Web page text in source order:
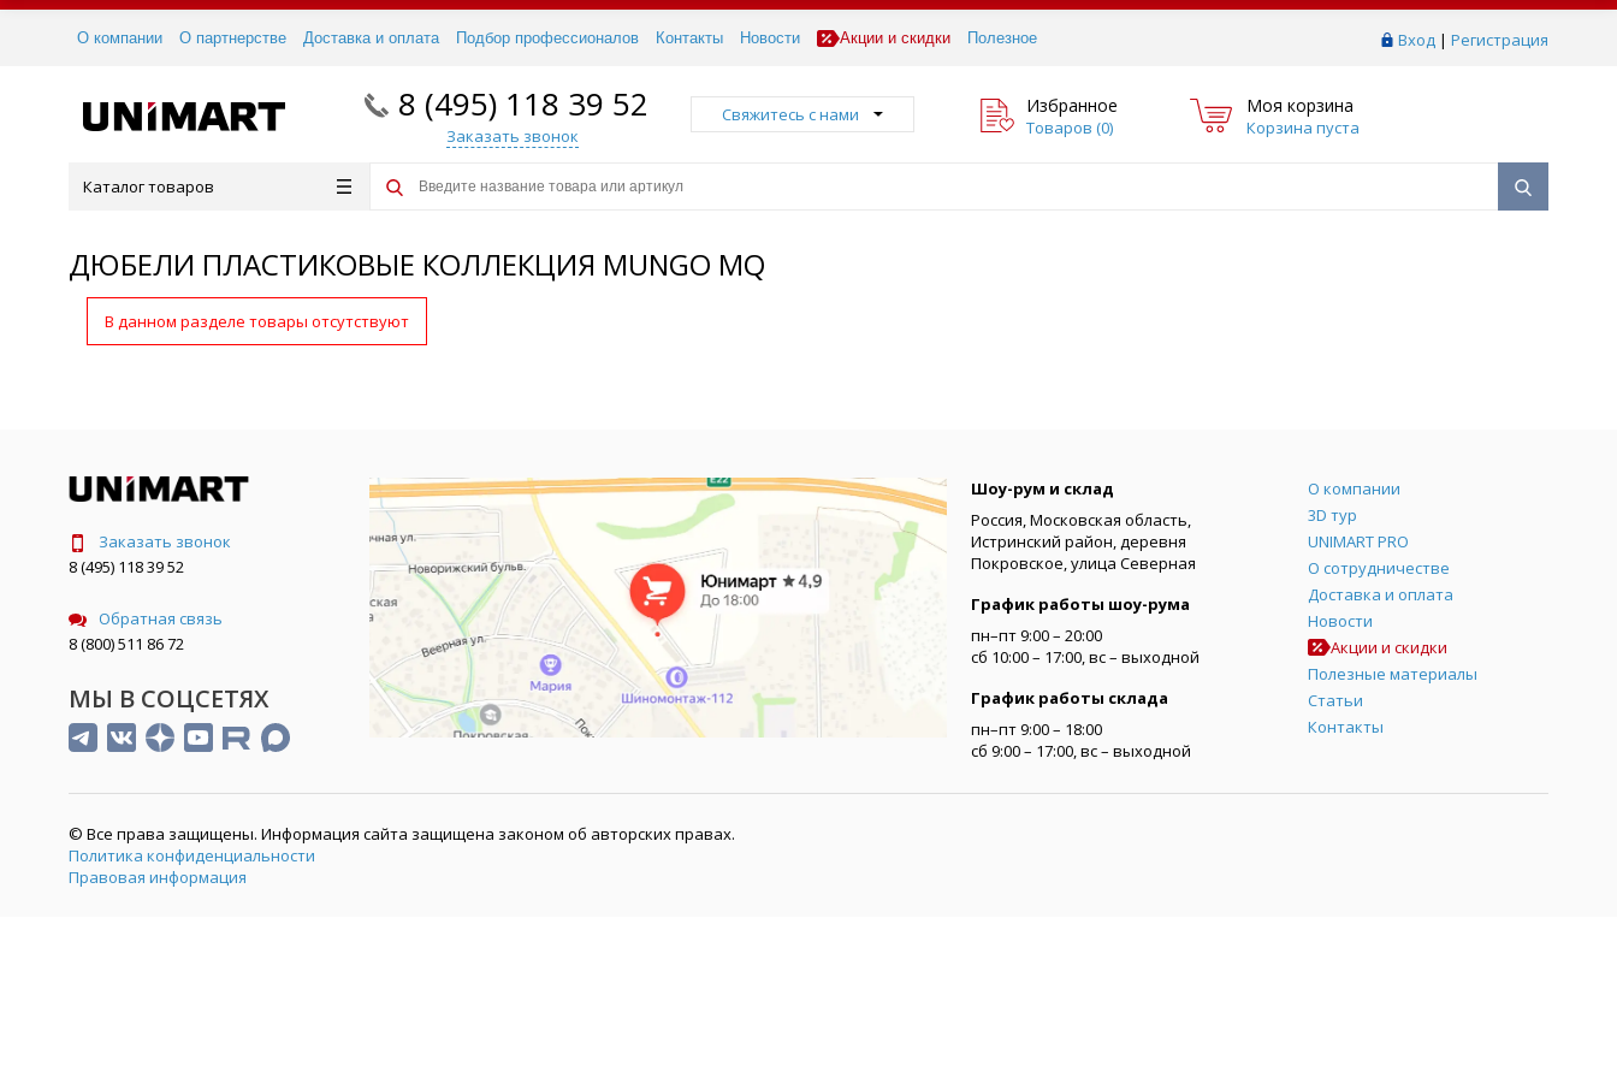
Вход | Регистрация
О компании О партнерстве Доставка и оплата Подбор профессионалов Контакты Новости Акции и скидки Полезное
8 (495) 118 39 52
Заказать звонок
Свяжитесь с нами Избранное
Товаров (0)
Моя корзина
Корзина пуста
Каталог товаров
ДЮБЕЛИ ПЛАСТИКОВЫЕ КОЛЛЕКЦИЯ MUNGO MQ
В данном разделе товары отсутствуют
Заказать звонок
8 (495) 118 39 52
Обратная связь
8 (800) 511 86 72
МЫ В СОЦСЕТЯХ
Шоу-рум и склад
Россия, Московская область,
Истринский район, деревня
Покровское, улица Северная
График работы шоу-рума
пн–пт 9:00 – 20:00
сб 10:00 – 17:00, вс – выходной
График работы склада
пн–пт 9:00 – 18:00
сб 9:00 – 17:00, вс – выходной
Меню
О компании
3D тур
UNIMART PRO
О сотрудничестве
Доставка и оплата
Новости
Акции и скидки
Полезные материалы
Статьи
Контакты
© Все права защищены. Информация сайта защищена законом об авторских правах.
Политика конфиденциальности
Правовая информация